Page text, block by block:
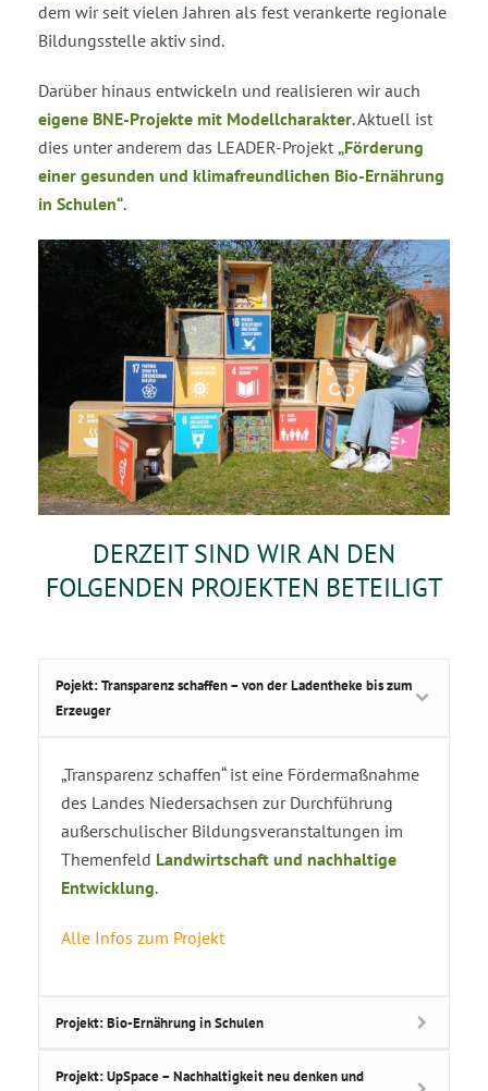
dem wir seit vielen Jahren als fest verankerte regionale
Bildungsstelle aktiv sind.
Darüber hinaus entwickeln und realisieren wir auch
eigene BNE-Projekte mit Modellcharakter. Aktuell ist
dies unter anderem das LEADER-Projekt „Förderung
einer gesunden und klimafreundlichen Bio-Ernährung
in Schulen“.
DERZEIT SIND WIR AN DEN
FOLGENDEN PROJEKTEN BETEILIGT
Pojekt: Transparenz schaffen – von der Ladentheke bis zum
Erzeuger
„Transparenz schaffen“ ist eine Fördermaßnahme
des Landes Niedersachsen zur Durchführung
außerschulischer Bildungsveranstaltungen im
Themenfeld Landwirtschaft und nachhaltige
Entwicklung.
Alle Infos zum Projekt
Projekt: Bio-Ernährung in Schulen
Projekt: UpSpace – Nachhaltigkeit neu denken und